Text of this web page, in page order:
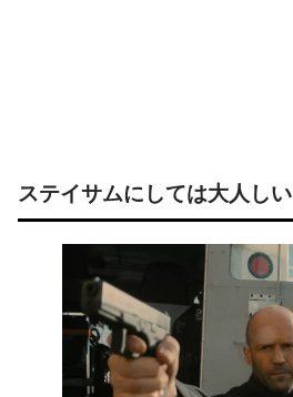
ステイサムにしては大人しい